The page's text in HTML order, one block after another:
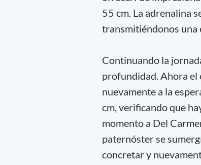
55 cm. La adrenalina
transmitiéndonos una
Continuando la
profundidad. Ahora el
nuevamente a la
cm, verificando que
momento a Del
paternóster se
concretar y